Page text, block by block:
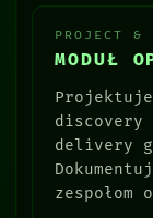
PROJECT &
MODUŁ
discovery
delivery
zespołom